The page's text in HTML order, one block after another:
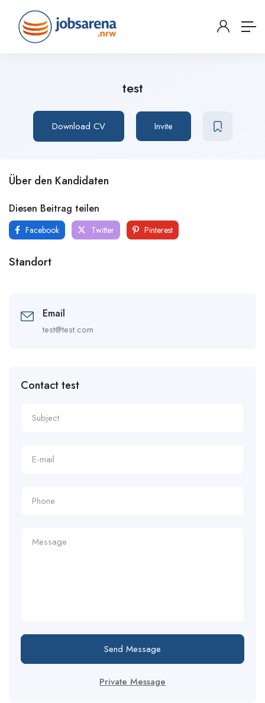
test
Download CV Invite
Über den Kandidaten
Diesen Beitrag teilen
Facebook Twitter Pinterest
Standort
Email
test@test.com
Contact test
Send Message
Private Message